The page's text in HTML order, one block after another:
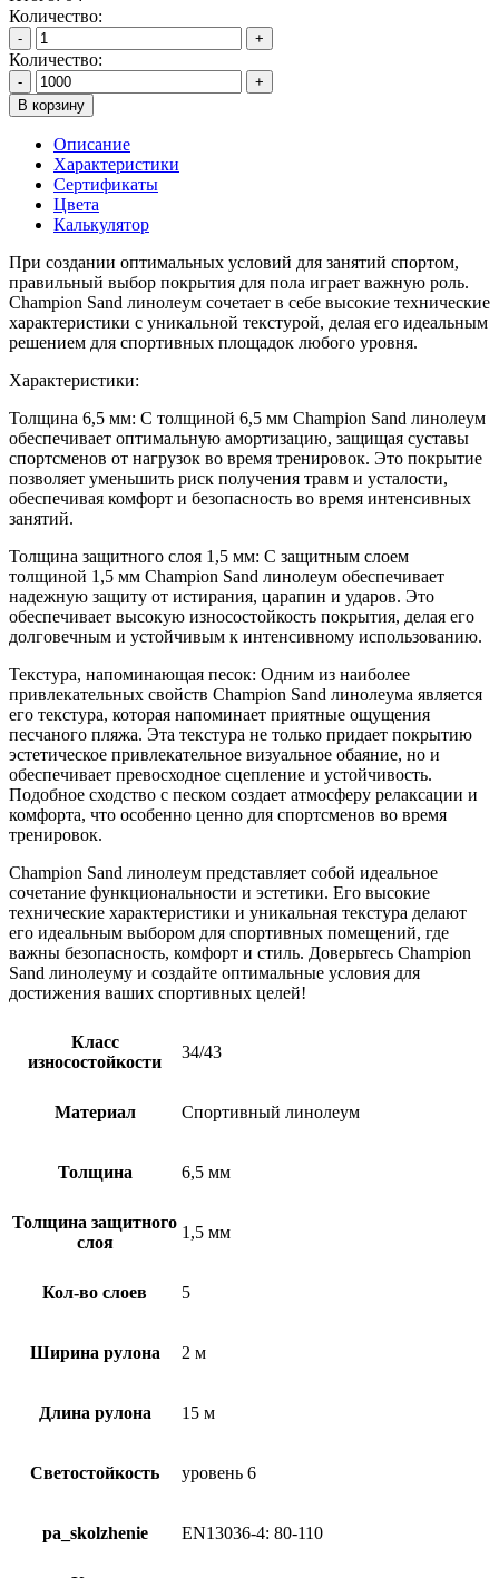
Количество:
- +
Количество:
-
+
В корзину
Описание
Характеристики
Сертификаты
Цвета
Калькулятор
При создании оптимальных условий для занятий спортом,
правильный выбор покрытия для пола играет важную роль.
Champion Sand линолеум сочетает в себе высокие технические
характеристики с уникальной текстурой, делая его идеальным
решением для спортивных площадок любого уровня.
Характеристики:
Толщина 6,5 мм: С толщиной 6,5 мм Champion Sand линолеум
обеспечивает оптимальную амортизацию, защищая суставы
спортсменов от нагрузок во время тренировок. Это покрытие
позволяет уменьшить риск получения травм и усталости,
обеспечивая комфорт и безопасность во время интенсивных
занятий.
Толщина защитного слоя 1,5 мм: С защитным слоем
толщиной 1,5 мм Champion Sand линолеум обеспечивает
надежную защиту от истирания, царапин и ударов. Это
обеспечивает высокую износостойкость покрытия, делая его
долговечным и устойчивым к интенсивному использованию.
Текстура, напоминающая песок: Одним из наиболее
привлекательных свойств Champion Sand линолеума является
его текстура, которая напоминает приятные ощущения
песчаного пляжа. Эта текстура не только придает покрытию
эстетическое привлекательное визуальное обаяние, но и
обеспечивает превосходное сцепление и устойчивость.
Подобное сходство с песком создает атмосферу релаксации и
комфорта, что особенно ценно для спортсменов во время
тренировок.
Champion Sand линолеум представляет собой идеальное
сочетание функциональности и эстетики. Его высокие
технические характеристики и уникальная текстура делают
его идеальным выбором для спортивных помещений, где
важны безопасность, комфорт и стиль. Доверьтесь Champion
Sand линолеуму и создайте оптимальные условия для
достижения ваших спортивных целей!
Класс
износостойкости
34/43
Материал Спортивный линолеум
Толщина 6,5 мм
Толщина защитного
слоя
1,5 мм
Кол-во слоев 5
Ширина рулона 2 м
Длина рулона 15 м
Светостойкость уровень 6
pa_skolzhenie EN13036-4: 80-110